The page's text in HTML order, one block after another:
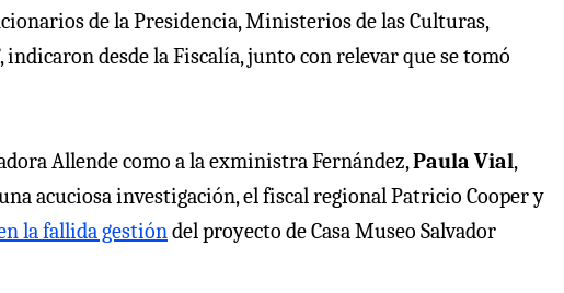
de la Presidencia, Ministerios de las Culturas,
desde la Fiscalía, junto con relevar que se tomó
Allende como a la exministra Fernández,Paula Vial,
acuciosa investigación, el fiscal regional Patricio Cooper y
la fallida gestióndel proyecto de Casa Museo Salvador